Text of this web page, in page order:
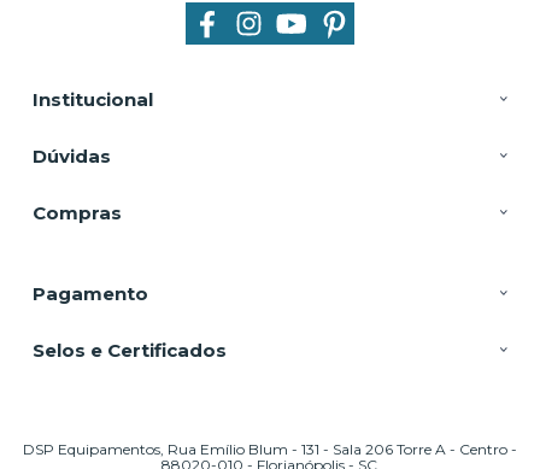
Institucional
Dúvidas
Compras
Pagamento
Selos e Certificados
DSP Equipamentos, Rua Emílio Blum - 131 - Sala 206 Torre A - Centro -
88020-010 - Florianópolis - SC